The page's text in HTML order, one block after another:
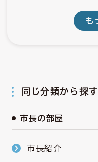
同じ分類から探す
市長の部屋
市長紹介